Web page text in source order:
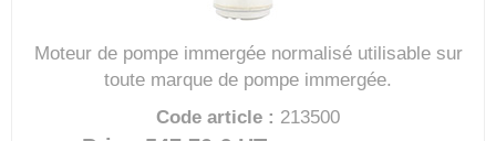
Moteur de pompe immergée normalisé utilisable sur
toute marque de pompe immergée.
Code article : 213500